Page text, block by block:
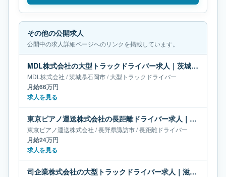
その他の公開求人
公開中の求人詳細ページへのリンクを掲載しています。
MDL株式会社の大型トラックドライバー求人｜茨城県石岡市｜月給66万円
MDL株式会社 /茨城県石岡市/大型トラックドライバー
月給66万円
求人を見る
東京ピアノ運送株式会社の長距離ドライバー求人｜長野県諏訪市｜月給24万円
東京ピアノ運送株式会社 /長野県諏訪市/長距離ドライバー
月給24万円
求人を見る
司企業株式会社の大型トラックドライバー求人｜滋賀県竜王町｜月給20万-38万円